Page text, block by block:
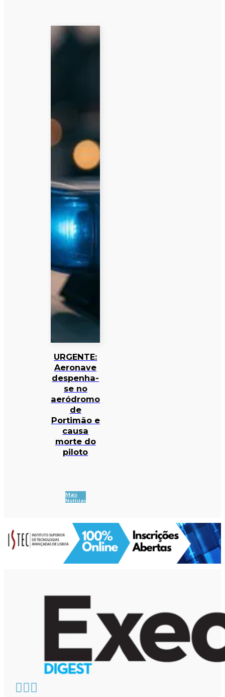
URGENTE:
Aeronave
despenha-
se no
aeródromo
de
Portimão e
causa
morte do
piloto
Mais
Notícias